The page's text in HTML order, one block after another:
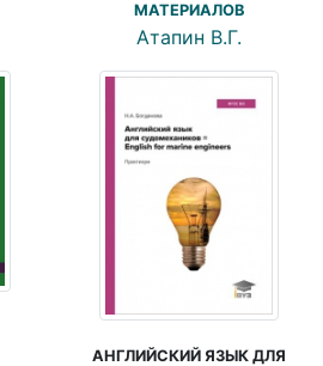
МАТЕРИАЛОВ
Атапин В.Г.
АНГЛИЙСКИЙ ЯЗЫК ДЛЯ